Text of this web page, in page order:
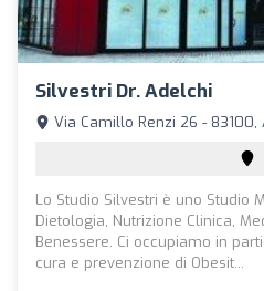
Silvestri Dr. Adelchi
Via Camillo Renzi 26 - 83100,
Lo Studio Silvestri è uno Studio
Dietologia, Nutrizione Clinica,
Benessere. Ci occupiamo in
cura e prevenzione di Obesit...